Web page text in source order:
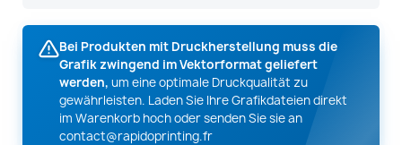
Bei Produkten mit Druckherstellung muss die
Grafik zwingend im Vektorformat geliefert
werden, um eine optimale Druckqualität zu
gewährleisten. Laden Sie Ihre Grafikdateien direkt
im Warenkorb hoch oder senden Sie sie an
contact@rapidoprinting.fr